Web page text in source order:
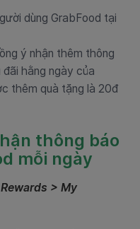
dùng GrabFood tại
ý nhận thêm thông
hằng ngày của
thêm quà tặng là 20đ
thông báo
mỗi ngày
> My